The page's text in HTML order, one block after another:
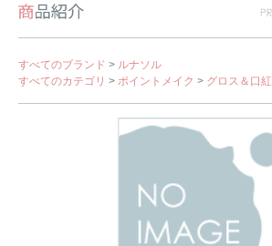
すべてのブランド > ルナソル
すべてのカテゴリ > ポイントメイク > グロス＆口紅